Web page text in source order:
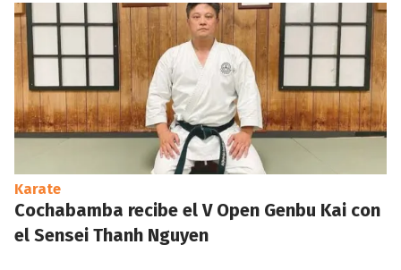
Karate
Cochabamba recibe el V Open Genbu Kai con
el Sensei Thanh Nguyen